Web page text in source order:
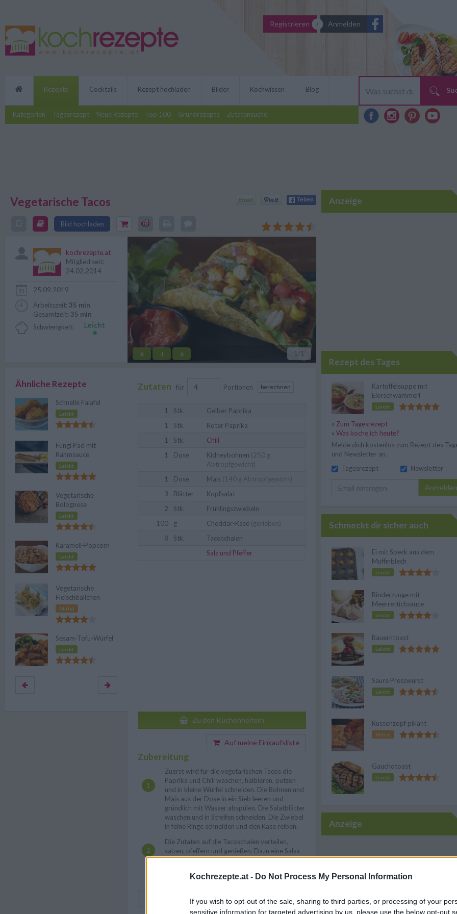
Kochrezepte.at - Do Not Process My Personal Information
If you wish to opt-out of the sale, sharing to third parties, or processing of your
sensitive information for targeted advertising by us, please use the below opt-out
Registrieren Anmelden
Rezepte
Kategorien Tagesrezept Neue Rezepte Top 100 Grundrezepte Zutatensuche
Cocktails Rezept hochladen Bilder Kochwissen Blog
Vegetarische Tacos
Bild hochladen
mexikanischen Küchen. Der einfache Snack ist im Nu
zubereitet.
« || » 1 /1
kochrezepte.at
Mitglied seit:
24.02.2014
25.09.2019
Arbeitszeit: 35 min
Gesamtzeit: 35 min
Schwierigkeit:
Zutaten für Portionen berechnen
1 Stk.
Gelber Paprika
1
Stk.
Roter Paprika
1
Stk.
Chili
1
Dose Kidneybohnen (250 g
Abtropfgewicht)
1
Dose Mais (140 g Abtropfgewicht)
3
Blätter
Kopfsalat
2
Stk.
Frühlingszwiebeln
100
g Cheddar-Käse (gerieben)
8
Stk.
Tacoschalen
Salz und Pfeffer
Zu den Küchenhelfern
Auf meine Einkaufsliste
Zubereitung
Zuerst wird für die vegetarischen Tacos die
Paprika und Chili waschen, halbieren, putzen
und in kleine Würfel schneiden. Die Bohnen und
Mais aus der Dose in ein Sieb leeren und
gründlich mit Wasser abspülen. Die Salatblätter
waschen und in Streifen schneiden. Die Zwiebel
in feine Ringe schneiden und den Käse reiben.
Die Zutaten auf die Tacoschalen verteilen,
salzen, pfeffern und genießen. Dazu eine Salsa
Sauce reichen, das Rezept für die Zubereitung
Ähnliche Rezepte
Schnelle Falafel
Leicht
Fungi Pad mit
Rahmsauce
Leicht
Vegetarische
Bolognese
Leicht
Karamell-Popcorn
Leicht
Vegetarische
Fleischbällchen
Mittel
Sesam-Tofu-Würfel
Leicht
Anzeige
Rezept des Tages
Kartoffelsuppe mit
Eierschwammerl
Leicht
» Zum Tagesrezept
» Was koche ich heute?
Melde dich kostenlos zum Rezept des
und Newsletter an.
Tagesrezept
Newsletter
Anmelden
Schmeckt dir sicher auch
Ei mit Speck aus dem
Muffinblech
Leicht
Rinderzunge mit
Meerrettichsauce
Leicht
Bauerntoast
Leicht
Saure Presswurst
Leicht
Russenzopf pikant
Mittel
Gauchotoast
Leicht
Anzeige